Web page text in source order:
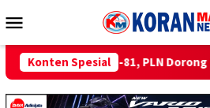
ke
Mobile
Konten Spesial
Dorong Digitalisasi Pendidikan di